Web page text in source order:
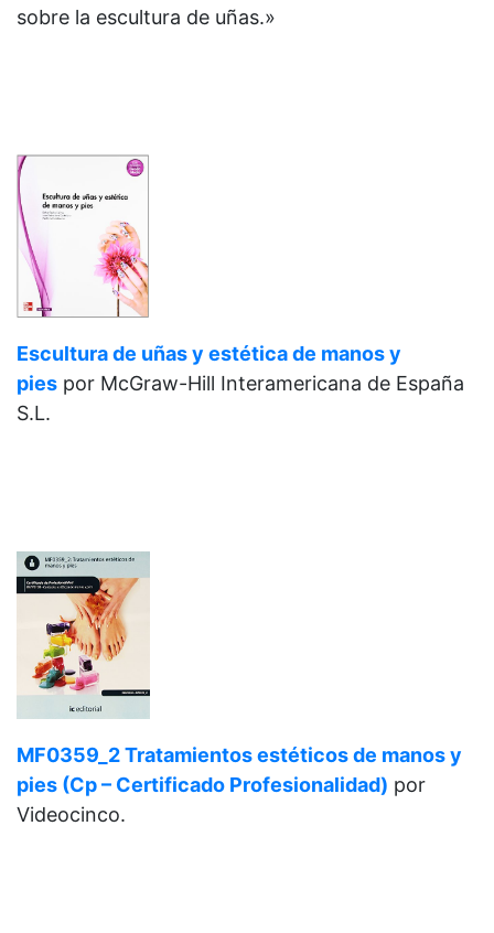
sobre la escultura de uñas.»
Escultura de uñas y estética de manos y
pies por McGraw-Hill Interamericana de España
S.L.
MF0359_2 Tratamientos estéticos de manos y
pies (Cp – Certificado Profesionalidad) por
Videocinco.